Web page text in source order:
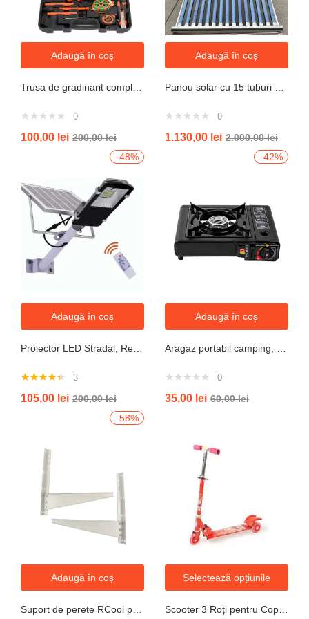
Adaugă în coș
0
100,00 lei 200,00lei
Adaugă în coș
0
1.130,00 lei 2.000,00lei
-48%
Adaugă în coș
4.33din 5
3
105,00 lei 200,00lei
-42%
Adaugă în coș
0
35,00 lei 60,00lei
-58%
Adaugă în coș Selectează opțiunile